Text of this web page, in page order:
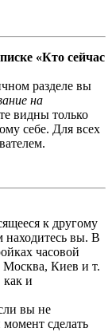
«Кто сейчас
разделе вы
на
видны только
себе. Для всех
к другому
находитесь вы. В
часовой
Москва, Киев и т.
как и
вы не
сделать